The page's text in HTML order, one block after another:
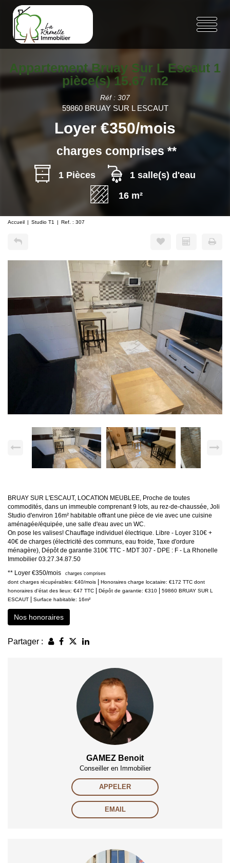
Appartement Bruay Sur L Escaut 1
pièce(s) 15.67 m2
Réf : 307
59860 BRUAY SUR L ESCAUT
Loyer €350/mois
charges comprises **
1 Pièces
1 salle(s) d'eau
16 m²
Accueil Studio T1 Ref. : 307
BRUAY SUR L'ESCAUT, LOCATION MEUBLEE, Proche de toutes
commodités, dans un immeuble comprenant 9 lots, au rez-de-chaussée, Joli
Studio d'environ 16m² habitable offrant une pièce de vie avec une cuisine
aménagée/équipée, une salle d'eau avec un WC.
On pose les valises! Chauffage individuel électrique. Libre - Loyer 310€ +
40€ de charges (électricité des communs, eau froide, Taxe d'ordure
ménagère), Dépôt de garantie 310€ TTC - MDT 307 - DPE : F - La Rhonelle
Immobilier 03.27.34.87.50
** Loyer €350/mois charges comprises
dont charges récupérables: €40/mois Honoraires charge locataire: €172 TTC dont
honoraires d'état des lieux: €47 TTC
Dépôt de garantie: €310
59860 BRUAY SUR L
ESCAUT
Surface habitable: 16m²
Nos honoraires
Partager :
GAMEZ Benoit
Conseiller en Immobilier
APPELER
EMAIL